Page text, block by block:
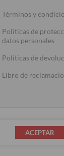
Términos y
Políticas de
datos personales
Políticas de
Libro de
ACEPTAR